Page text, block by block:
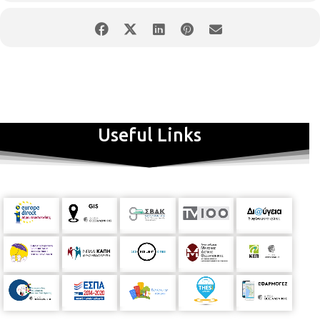
Ήταν από ντροπή; Από φόβο για το δημόσιο χώρο ή για κάποιο
Ποια θα είναι η αντίδραση του κόσμου βλέποντας μία ανθρώπινη
φιγούρα σαν σκιά, χωρίς πρόσωπο, να κυκλοφορεί στους
δημόσιους χώρους της πόλης; Θα γελάσουν; θα φοβηθούν; Θα
ξαφνιαστούν; Θα συνεχίσουν σαν να μη συμβαίνει τίποτα; Υπάρχει
μεγαλουπόλεις; Πόσο άνετα νιώθουμε μπροστά στο άγνωστο; Και τι
είμαστε διατεθειμένοι να προβάλουμε πάνω του; Μπορεί άραγε αυτή
η συνάντηση με το ανοίκειο να διακόψει την καθημερινότητα των
κατοίκων ή ακόμη και να ανοίξει νέους ορίζοντες στο πώς βιώνουν
και κατοικούν το δημόσιο χώρο της γειτονιάς τους και της πόλης;
Και εν τέλει, χωράει το ανοίκειο στις προσωπικές αναπαραστάσεις
που δημιουργεί ο καθένας για την πόλη (του) και για τον (δημόσιο)
χώρο;
ΟΛΟ ΤΟ ΠΡΟΓΡΑΜΜΑ ΤΗΣ ΘΕΑΤΡΙΚΗΣ ΣΚΗΝΗΣ ΕΔΩ:
Useful Links